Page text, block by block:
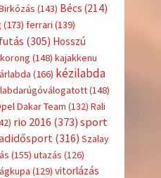
(143) Bécs (214)
(173) ferrari (139)
futás (305) Hosszú
(148) kajakkenu
(166) kézilabda
(148)
Dakar Team (132) Rali
rio 2016 (373) sport
(316) Szalay
(155) utazás (126)
(129) vitorlázás